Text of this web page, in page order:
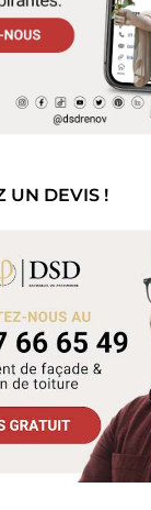
UN DEVIS !